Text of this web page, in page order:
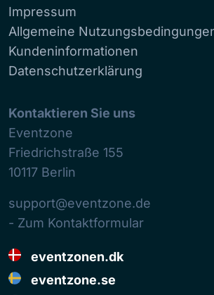
Impressum
Allgemeine
Kundeninformationen
Datenschutzerklärung
Kontaktieren Sie uns
Eventzone
Friedrichstraße 155
10117 Berlin
support@eventzone.de
- Zum Kontaktformular
eventzonen.dk
eventzone.se